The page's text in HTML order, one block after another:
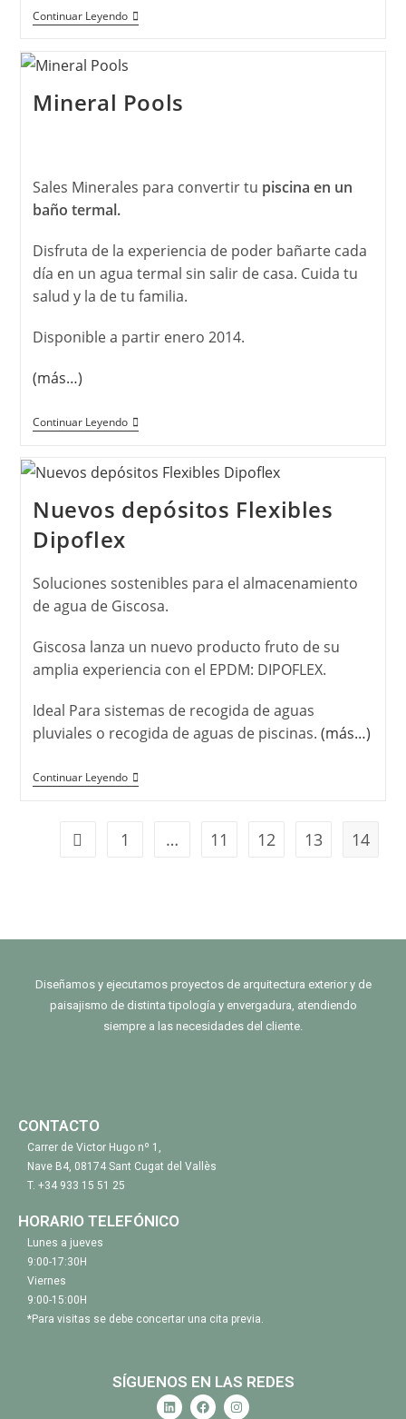
Continuar Leyendo
Mineral Pools
Sales Minerales para convertir tu piscina en un
baño termal.
Disfruta de la experiencia de poder bañarte cada
día en un agua termal sin salir de casa. Cuida tu
salud y la de tu familia.
Disponible a partir enero 2014.
(más…)
Continuar Leyendo
Nuevos depósitos Flexibles
Dipoflex
Soluciones sostenibles para el almacenamiento
de agua de Giscosa.
Giscosa lanza un nuevo producto fruto de su
amplia experiencia con el EPDM: DIPOFLEX.
Ideal Para sistemas de recogida de aguas
pluviales o recogida de aguas de piscinas. (más…)
Continuar Leyendo
1 … 11 12 13 14
Diseñamos y ejecutamos proyectos de arquitectura exterior y de
paisajismo de distinta tipología y envergadura, atendiendo
siempre a las necesidades del cliente.
CONTACTO
Carrer de Victor Hugo nº 1,
Nave B4, 08174 Sant Cugat del Vallès
T. +34 933 15 51 25
HORARIO TELEFÓNICO
Lunes a jueves
9:00-17:30H
Viernes
9:00-15:00H
*Para visitas se debe concertar una cita previa.
SÍGUENOS EN LAS REDES